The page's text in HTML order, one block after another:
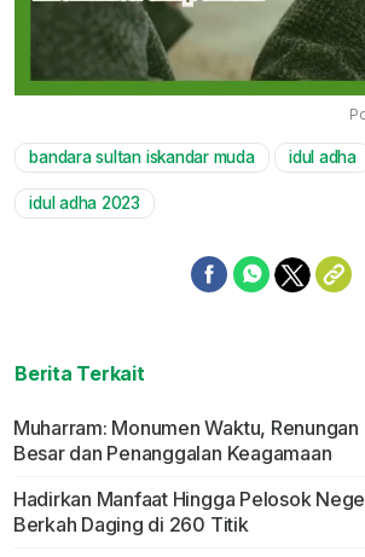
bandara sultan iskandar muda idul adha
idul adha 2023
Berita Terkait
Muharram: Monumen Waktu, Renungan
Besar dan Penanggalan Keagamaan
Hadirkan Manfaat Hingga Pelosok
Berkah Daging di 260 Titik